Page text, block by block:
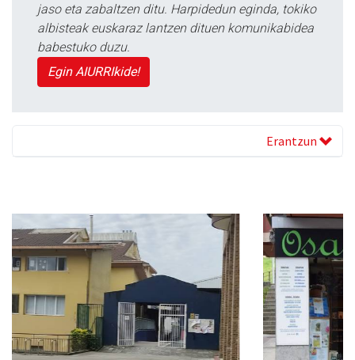
jaso eta zabaltzen ditu. Harpidedun eginda, tokiko
albisteak euskaraz lantzen dituen komunikabidea
babestuko duzu.
Egin AIURRIkide!
Erantzun